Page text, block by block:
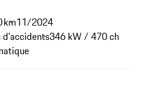
km11/2024
d'accidents346 kW / 470 ch